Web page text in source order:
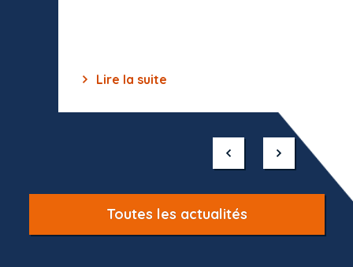
Lire la suite
Toutes les actualités